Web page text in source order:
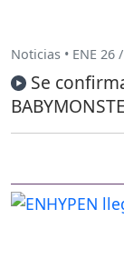
Noticias • ENE 26
Se